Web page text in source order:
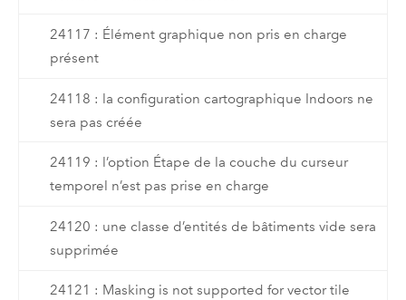
24117 : Élément graphique non pris en charge
présent
24118 : la configuration cartographique Indoors ne
sera pas créée
24119 : l’option Étape de la couche du curseur
temporel n’est pas prise en charge
24120 : une classe d’entités de bâtiments vide sera
supprimée
24121 : Masking is not supported for vector tile